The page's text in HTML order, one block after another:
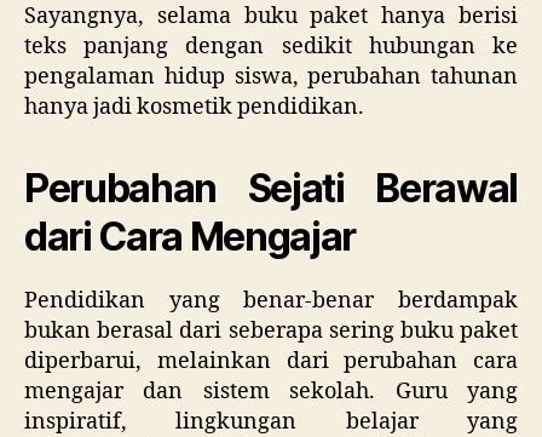
Sayangnya, selama buku paket hanya berisi
teks panjang dengan sedikit hubungan ke
pengalaman hidup siswa, perubahan tahunan
hanya jadi kosmetik pendidikan.
Perubahan Sejati Berawal
dari Cara Mengajar
Pendidikan yang benar-benar berdampak
bukan berasal dari seberapa sering buku paket
diperbarui, melainkan dari perubahan cara
mengajar dan sistem sekolah. Guru yang
inspiratif, lingkungan belajar yang